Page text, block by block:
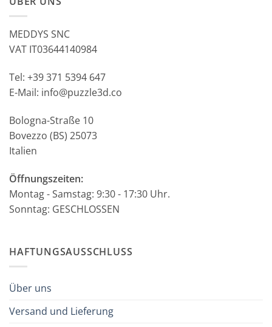
MEDDYS SNC
VAT IT03644140984
Tel: +39 371 5394 647
E-Mail: info@puzzle3d.co
Bologna-Straße 10
Bovezzo (BS) 25073
Italien
Öffnungszeiten:
Montag - Samstag: 9:30 - 17:30 Uhr.
Sonntag: GESCHLOSSEN
HAFTUNGSAUSSCHLUSS
Über uns
Versand und Lieferung